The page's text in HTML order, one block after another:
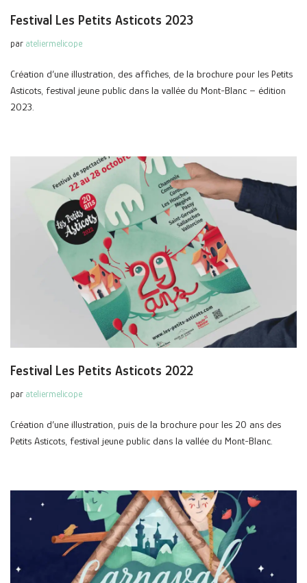
Festival Les Petits Asticots 2023
par ateliermelicope
Création d’une illustration, des affiches, de la brochure pour les Petits
Asticots, festival jeune public dans la vallée du Mont-Blanc – édition
2023.
Festival Les Petits Asticots 2022
par ateliermelicope
Création d’une illustration, puis de la brochure pour les 20 ans des
Petits Asticots, festival jeune public dans la vallée du Mont-Blanc.